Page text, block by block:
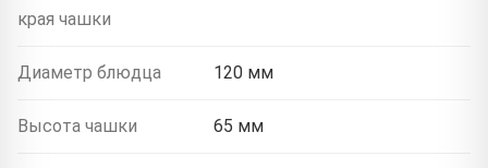
края чашки
Диаметр блюдца 120 мм
Высота чашки 65 мм